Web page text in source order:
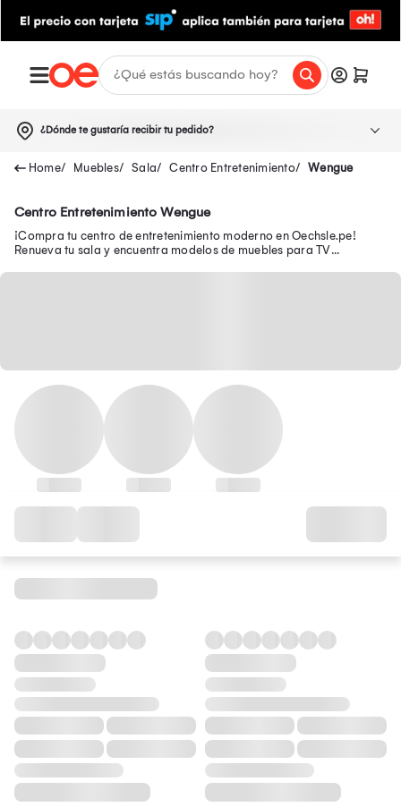
¿Dónde te gustaría recibir tu pedido?
Muebles Sala Centro Entretenimiento Wengue
Centro Entretenimiento Wengue
¡Compra tu centro de entretenimiento moderno en Oechsle.pe!
Renueva tu sala y encuentra modelos de muebles para TV